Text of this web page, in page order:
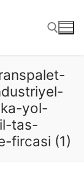
yol-
tas-
fircasi (1)